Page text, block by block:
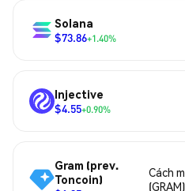
Solana
$73.86+1.40%
Injective
$4.55+0.90%
Gram (prev.
Toncoin)
Cách
(GRAM)